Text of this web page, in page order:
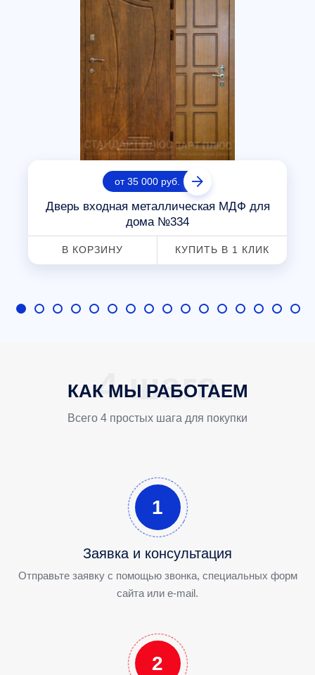
от 35 000 руб.
Дверь входная металлическая МДФ для
дома №334
В КОРЗИНУ КУПИТЬ В 1 КЛИК
КАК МЫ РАБОТАЕМ
Всего 4 простых шага для покупки
1
Заявка и консультация
Отправьте заявку с помощью звонка, специальных форм
сайта или e-mail.
2